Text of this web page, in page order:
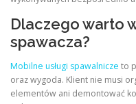
Dlaczego warto
spawacza?
Mobilne usługi spawalnicze to
oraz wygoda. Klient nie musi
elementów ani demontować